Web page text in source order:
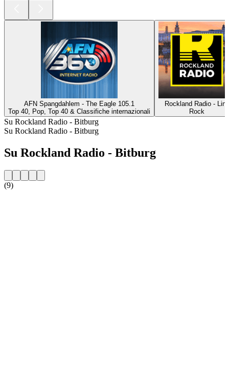
AFN Spangdahlem - The Eagle 105.1
Top 40, Pop, Top 40 & Classifiche internazionali
Rockland Radio - Linz
Rock
Su Rockland Radio - Bitburg
Su Rockland Radio - Bitburg
Su Rockland Radio - Bitburg
(9)